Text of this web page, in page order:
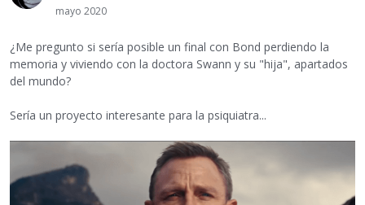
mayo 2020
¿Me pregunto si sería posible un final con Bond perdiendo la
memoria y viviendo con la doctora Swann y su "hija", apartados
del mundo?
Sería un proyecto interesante para la psiquiatra...